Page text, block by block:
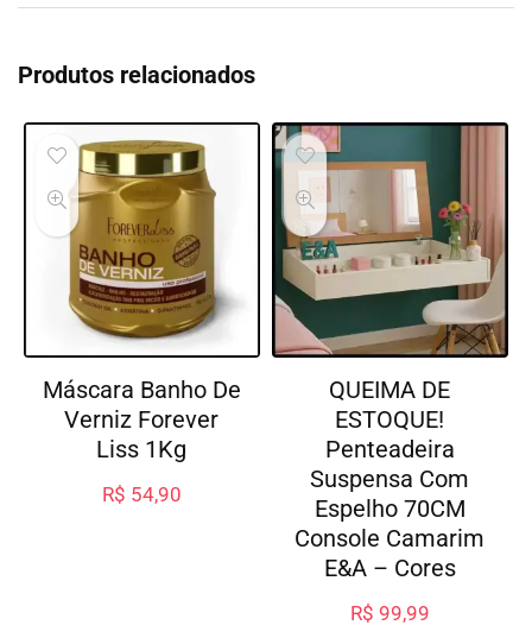
Produtos relacionados
Máscara Banho De
Verniz Forever
Liss 1Kg
R$ 54,90
QUEIMA DE
ESTOQUE!
Penteadeira
Suspensa Com
Espelho 70CM
Console Camarim
E&A – Cores
R$ 99,99